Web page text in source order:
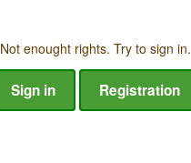
Not enought rights. Try to sign in.
Sign in Registration